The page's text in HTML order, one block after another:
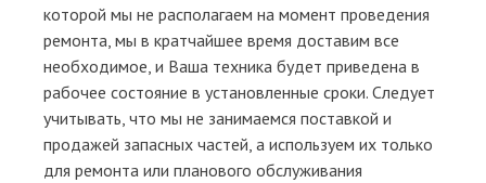
которой мы не располагаем на момент проведения
ремонта, мы в кратчайшее время доставим все
необходимое, и Ваша техника будет приведена в
рабочее состояние в установленные сроки. Следует
учитывать, что мы не занимаемся поставкой и
продажей запасных частей, а используем их только
для ремонта или планового обслуживания